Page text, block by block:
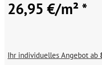
26,95 €/m² *
Ihr individuelles Angebot ab